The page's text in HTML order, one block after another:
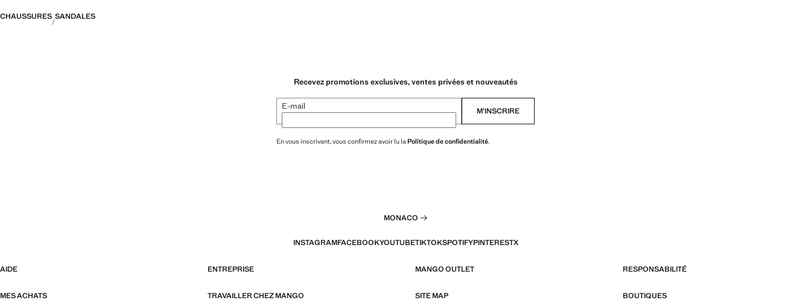
CHAUSSURES SANDALES
Recevez promotions exclusives, ventes privées et nouveautés
E-mail M’INSCRIRE
En vous inscrivant, vous confirmez avoir lu laPolitique de confidentialité.
MONACO
INSTAGRAMFACEBOOKYOUTUBETIKTOKSPOTIFYPINTERESTX
AIDE ENTREPRISE MANGO OUTLET RESPONSABILITÉ
MES ACHATS TRAVAILLER CHEZ MANGO SITE MAP BOUTIQUES